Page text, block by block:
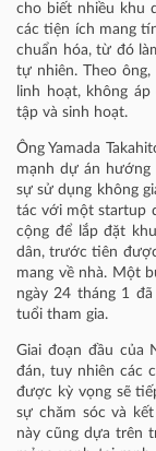
cho biết nhiều khu
các tiện ích mang
chuẩn hóa, từ đó
tự nhiên. Theo
linh hoạt, không
tập và sinh hoạt.
Ông Yamada
mạnh dự án
sự sử dụng không
tác với một startup
cộng để lắp đặt
dân, trước tiên
mang về nhà. Một
ngày 24 tháng 1
tuổi tham gia.
Giai đoạn đầu của
đán, tuy nhiên các
được kỳ vọng sẽ
sự chăm sóc và
này cũng dựa trên